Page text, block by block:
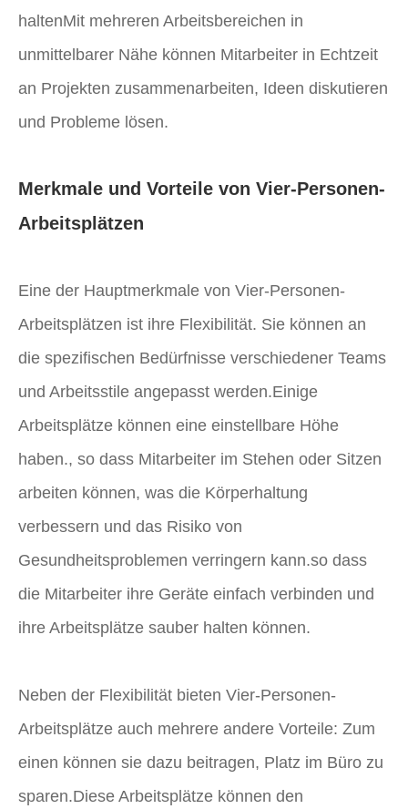
haltenMit mehreren Arbeitsbereichen in
unmittelbarer Nähe können Mitarbeiter in Echtzeit
an Projekten zusammenarbeiten, Ideen diskutieren
und Probleme lösen.
Merkmale und Vorteile von Vier-Personen-
Arbeitsplätzen
Eine der Hauptmerkmale von Vier-Personen-
Arbeitsplätzen ist ihre Flexibilität. Sie können an
die spezifischen Bedürfnisse verschiedener Teams
und Arbeitsstile angepasst werden.Einige
Arbeitsplätze können eine einstellbare Höhe
haben., so dass Mitarbeiter im Stehen oder Sitzen
arbeiten können, was die Körperhaltung
verbessern und das Risiko von
Gesundheitsproblemen verringern kann.so dass
die Mitarbeiter ihre Geräte einfach verbinden und
ihre Arbeitsplätze sauber halten können.
Neben der Flexibilität bieten Vier-Personen-
Arbeitsplätze auch mehrere andere Vorteile: Zum
einen können sie dazu beitragen, Platz im Büro zu
sparen.Diese Arbeitsplätze können den